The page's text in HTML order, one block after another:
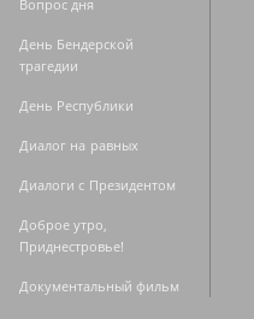
Вопрос дня
День Бендерской
трагедии
День Республики
Диалог на равных
Диалоги с Президентом
Доброе утро,
Приднестровье!
Документальный фильм